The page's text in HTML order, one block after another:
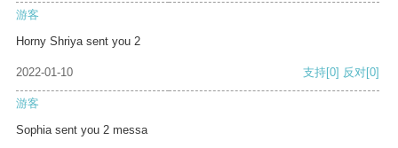
游客
Horny Shriya sent you 2
2022-01-10 支持[0] 反对[0]
游客
Sophia sent you 2 messa